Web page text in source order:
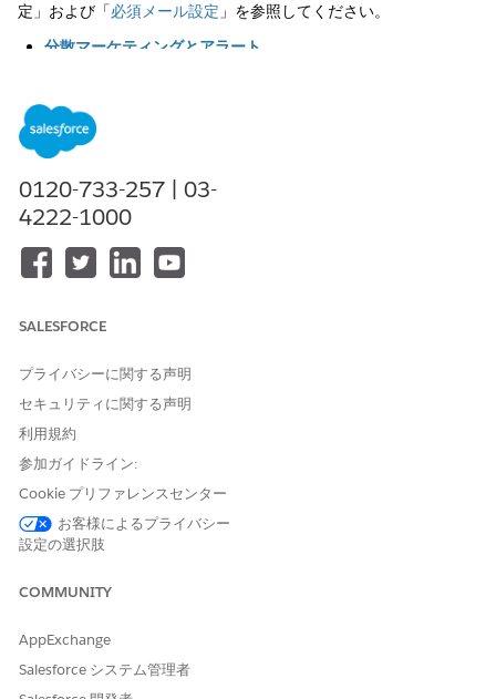
定」および「必須メール設定 」を参照してください。
分散マーケティングとアラート
Salesforce ユーザーと共有できます。分散マーケティングと
アラートを使用すると、マーケティング担当以外のユーザー
が、ブランドに関するメールコンテンツやマーケティング担当
が承認したメールコンテンツを簡単に送信できます。
Marketing Cloud Next でのメールの作成
Marketing Cloud Next
作成、プレビューとテスト、キャンペーンで使用するために公
Marketing Cloud Next のコードビューでのメールの作成
コードビューで、メッセージの HTML および CSS を表示およ
び編集して、メールデザインをカスタム制御します。また、上
級ユーザーは、ハンドラーを使用してスクリプトや条件付きロ
ジックを追加し、データルックアップを実行できます。コード
ビューでは、作成時に構文検証、インラインコーディング支
援、検索が提供されます。メールをプレビューしてテストし、
キャンペーンで使用するために公開します。公開済みメールを
は、非公開にします。
会話型メールにより、
のメールエンゲージメントが可能になります。一方向のブロー
ドキャストメールを送信する代わりに、返信をサポートするメ
0120-733-257 | 03-
4222-1000
SALESFORCE
プライバシーに関する声明
セキュリティに関する声明
利用規約
参加ガイドライン:
Cookie プリファレンスセンター
お客様によるプライバシー
設定の選択肢
COMMUNITY
AppExchange
Salesforce システム管理者